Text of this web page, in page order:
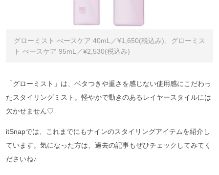
グローミスト べースケア 40mL／¥1,650(税込み)、グローミス
ト べースケア 95mL／¥2,530(税込み)
「グローミスト」は、ベタつきや重さを感じない使用感にこだわっ
たスタイリングミスト。軽やかで動きのあるレイヤースタイルには
欠かせません♡
itSnapでは、これまでにもナインのスタイリングアイテムを紹介し
ています。気になった方は、過去の記事もぜひチェックしてみてく
ださいね♪